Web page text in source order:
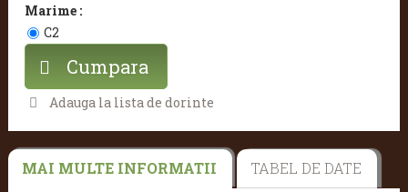
Marime :
C2
Cumpara
Adauga la lista de dorinte
MAI MULTE INFORMATII TABEL DE DATE